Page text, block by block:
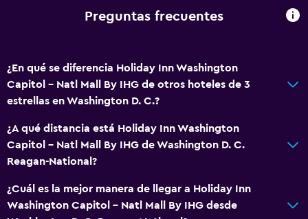
Preguntas frecuentes
¿En qué se diferencia Holiday Inn Washington
Capitol - Natl Mall By IHG de otros hoteles de 3
estrellas en Washington D. C.?
¿A qué distancia está Holiday Inn Washington
Capitol - Natl Mall By IHG de Washington D. C.
Reagan-National?
¿Cuál es la mejor manera de llegar a Holiday Inn
Washington Capitol - Natl Mall By IHG desde